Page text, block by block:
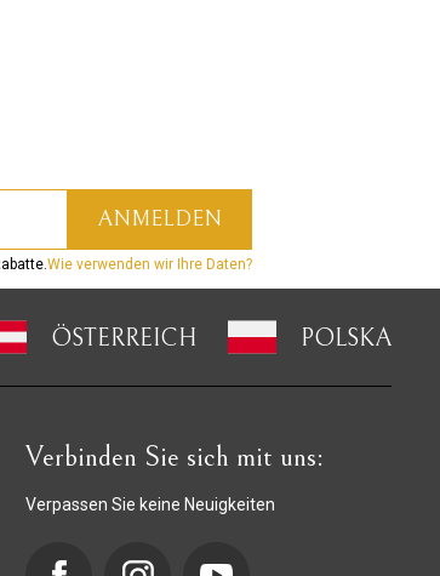
Wie verwenden wir Ihre Daten?
ÖSTERREICH POLSKA
Verbinden Sie sich mit uns:
Verpassen Sie keine Neuigkeiten